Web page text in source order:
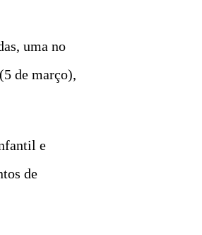
uma no
de março),
e
de